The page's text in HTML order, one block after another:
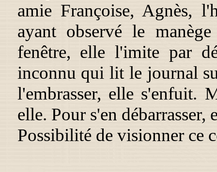
amie Françoise, Agnès,
ayant observé le
fenêtre, elle l'imite par
inconnu qui lit le journal
l'embrasser, elle s'enfuit.
elle. Pour s'en débarrasser,
Possibilité de visionner ce